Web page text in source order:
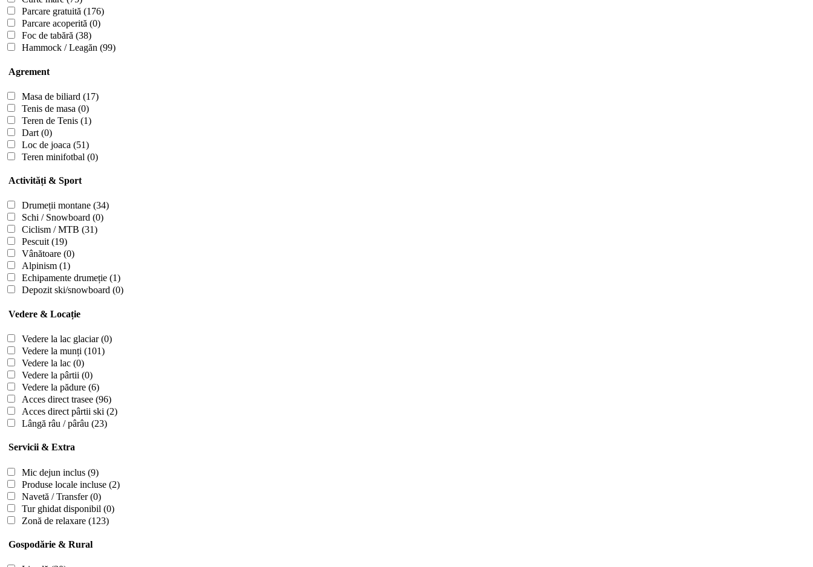
Parcare gratuită (176)
Parcare acoperită (0)
Foc de tabără (38)
Hammock / Leagăn (99)
Agrement
Masa de biliard (17)
Tenis de masa (0)
Teren de Tenis (1)
Dart (0)
Loc de joaca (51)
Teren minifotbal (0)
Activități & Sport
Drumeții montane (34)
Schi / Snowboard (0)
Ciclism / MTB (31)
Pescuit(19)
Vânătoare (0)
Alpinism (1)
Echipamente drumeție (1)
Depozit ski/snowboard (0)
Vedere & Locație
Vedere la lac glaciar(0)
Vedere la munți (101)
Vedere la lac (0)
Vedere la pârtii (0)
Vedere la pădure (6)
Acces direct trasee (96)
Acces direct pârtii ski (2)
Lângă râu / pârâu (23)
Servicii & Extra
Mic dejun inclus (9)
Produse locale incluse (2)
Navetă / Transfer(0)
Tur ghidat disponibil (0)
Zonă de relaxare (123)
Gospodărie & Rural